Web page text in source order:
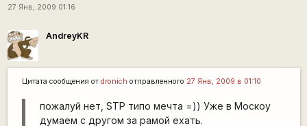
27 Янв, 2009 01:16
AndreyKR
Цитата сообщения от dronich отправленного 27 Янв, 2009 в 01:10
пожалуй нет, STP типо мечта =)) Уже в Москоу
думаем с другом за рамой ехать.